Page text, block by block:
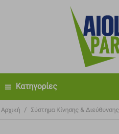
Κατηγορίες
Αρχική / Σύστημα Κίνησης & Διεύθυνσης